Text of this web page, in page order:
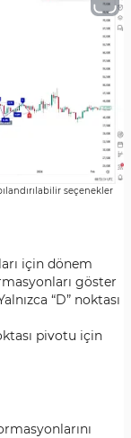
seçenekler
için dönem
göster
“D” noktası
pivotu için